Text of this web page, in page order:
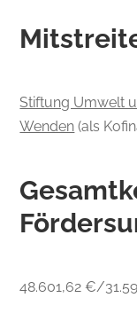
Stiftung Umwelt
Wenden (als
48.601,62 €/